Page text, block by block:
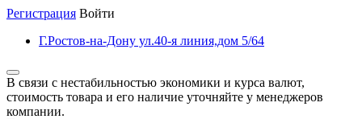
Регистрация Войти
Г.Ростов-на-Дону ул.40-я линия,дом 5/64
В связи с нестабильностью экономики и курса валют,
стоимость товара и его наличие уточняйте у менеджеров
компании.